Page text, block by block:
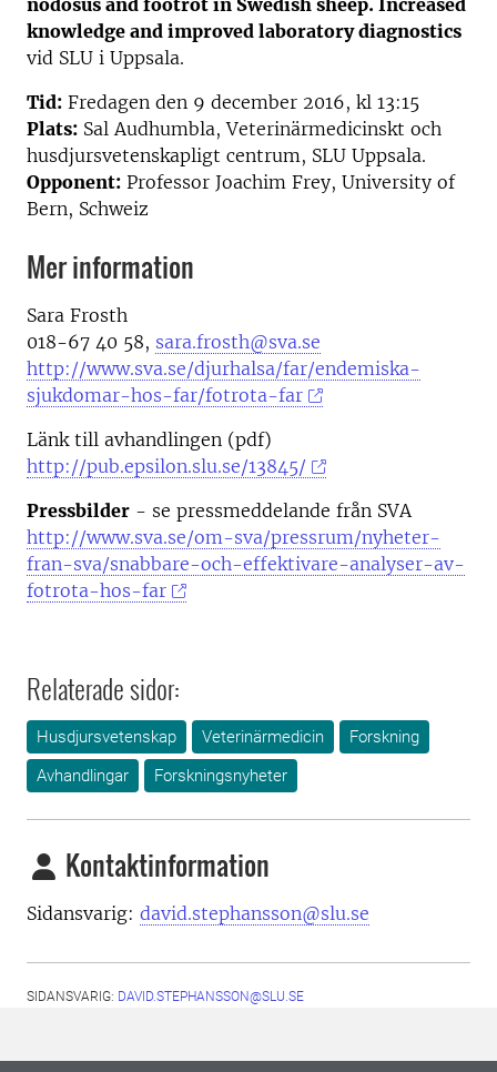
nodosus and footrot in Swedish sheep. Increased
knowledge and improved laboratory diagnostics
vid SLU i Uppsala.
Tid: Fredagen den 9 december 2016, kl 13:15
Plats: Sal Audhumbla, Veterinärmedicinskt och
husdjursvetenskapligt centrum, SLU Uppsala.
Opponent: Professor Joachim Frey, University of
Bern, Schweiz
Mer information
Sara Frosth
018-67 40 58, sara.frosth@sva.se
http://www.sva.se/djurhalsa/far/endemiska-
sjukdomar-hos-far/fotrota-far
Länk till avhandlingen (pdf)
http://pub.epsilon.slu.se/13845/
Pressbilder - se pressmeddelande från SVA
http://www.sva.se/om-sva/pressrum/nyheter-
fran-sva/snabbare-och-effektivare-analyser-av-
fotrota-hos-far
Relaterade sidor:
Husdjursvetenskap Veterinärmedicin
Forskning
Avhandlingar
Forskningsnyheter
Kontaktinformation
Sidansvarig: david.stephansson@slu.se
SIDANSVARIG: DAVID.STEPHANSSON@SLU.SE